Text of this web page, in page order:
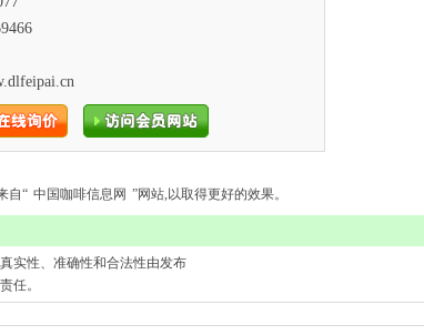
自“ 中国咖啡信息网 ”网站,以取得更好的效果。
实性、准确性和合法性由发布
任。